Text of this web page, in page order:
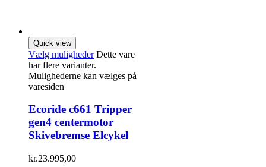
Quick view
Vælg muligheder Dette vare
har flere varianter.
Mulighederne kan vælges på
varesiden
Ecoride c661 Tripper
gen4 centermotor
Skivebremse Elcykel
kr.23.995,00